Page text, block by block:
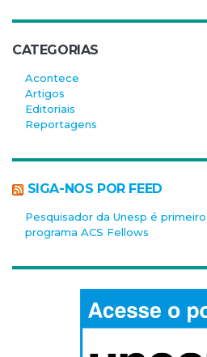
CATEGORIAS
Acontece
Artigos
Editoriais
Reportagens
SIGA-NOS POR FEED
Pesquisador da Unesp é
programa ACS Fellows